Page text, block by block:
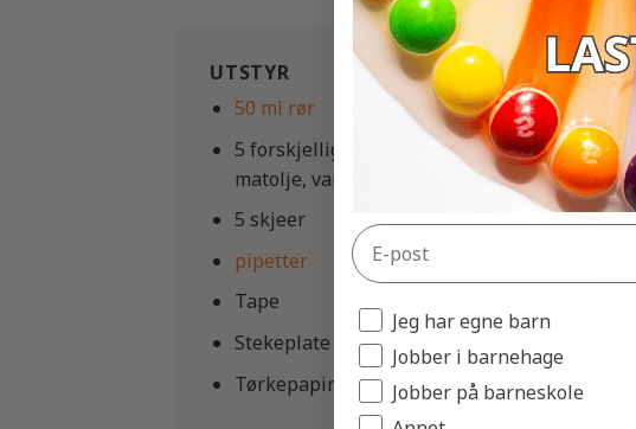
UTSTYR
50 ml rør
5 forskjellige væsker som
matolje, vann, Zalo etc.
5 skjeer
pipetter
Tape
Stekeplate
Tørkepapir
Jeg har egne barn
Jobber i barnehage
Jobber på barneskole